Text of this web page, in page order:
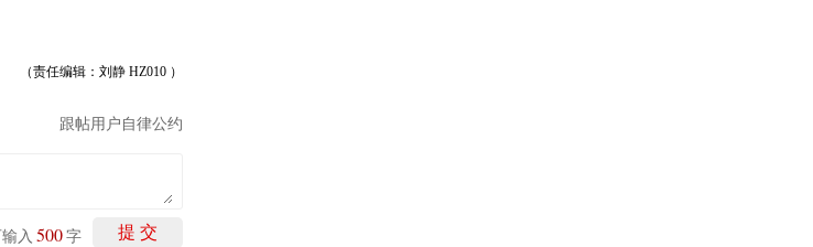
（责任编辑：刘静 HZ010 ）
跟帖用户自律公约
提 交
入 500 字